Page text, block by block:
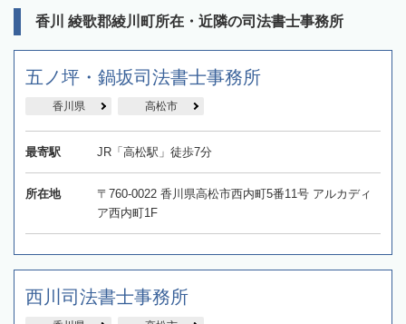
香川 綾歌郡綾川町所在・近隣の司法書士事務所
五ノ坪・鍋坂司法書士事務所
香川県 高松市
最寄駅 JR「高松駅」徒歩7分
所在地
〒760-0022 香川県高松市西内町5番11号 アルカディ
ア西内町1F
西川司法書士事務所